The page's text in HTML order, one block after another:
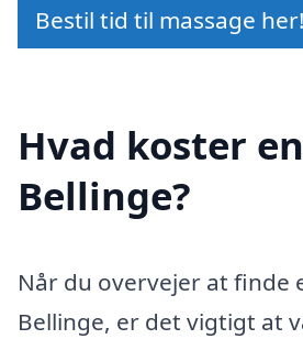
Bestil tid til massage her!
Hvad koster
Bellinge?
Når du overvejer at finde
Bellinge, er det vigtigt at